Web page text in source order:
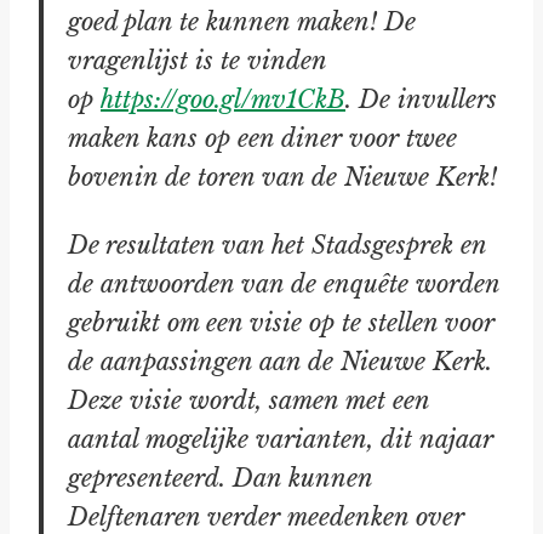
goed plan te kunnen maken! De
vragenlijst is te vinden
op https://goo.gl/mv1CkB. De invullers
maken kans op een diner voor twee
bovenin de toren van de Nieuwe Kerk!
De resultaten van het Stadsgesprek en
de antwoorden van de enquête worden
gebruikt om een visie op te stellen voor
de aanpassingen aan de Nieuwe Kerk.
Deze visie wordt, samen met een
aantal mogelijke varianten, dit najaar
gepresenteerd. Dan kunnen
Delftenaren verder meedenken over